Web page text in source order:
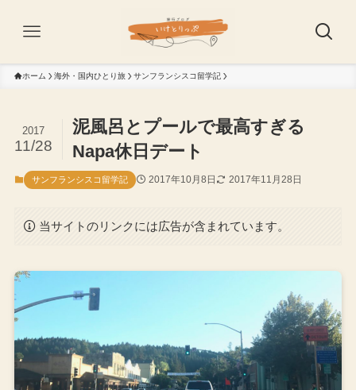
ホーム 海外・国内ひとり旅 サンフランシスコ留学記
泥風呂とプールで最高すぎる
Napa休日デート
2017
11/28
サンフランシスコ留学記 2017年10月8日 2017年11月28日
当サイトのリンクには広告が含まれています。